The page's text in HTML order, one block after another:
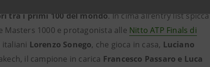
tra i primi 100 del mondo. In cima all’entry list spicca
Masters 1000 e protagonista alle Nitto ATP Finals di
italiani Lorenzo Sonego, che gioca in casa, Luciano
il campione in carica Francesco Passaro e Luca